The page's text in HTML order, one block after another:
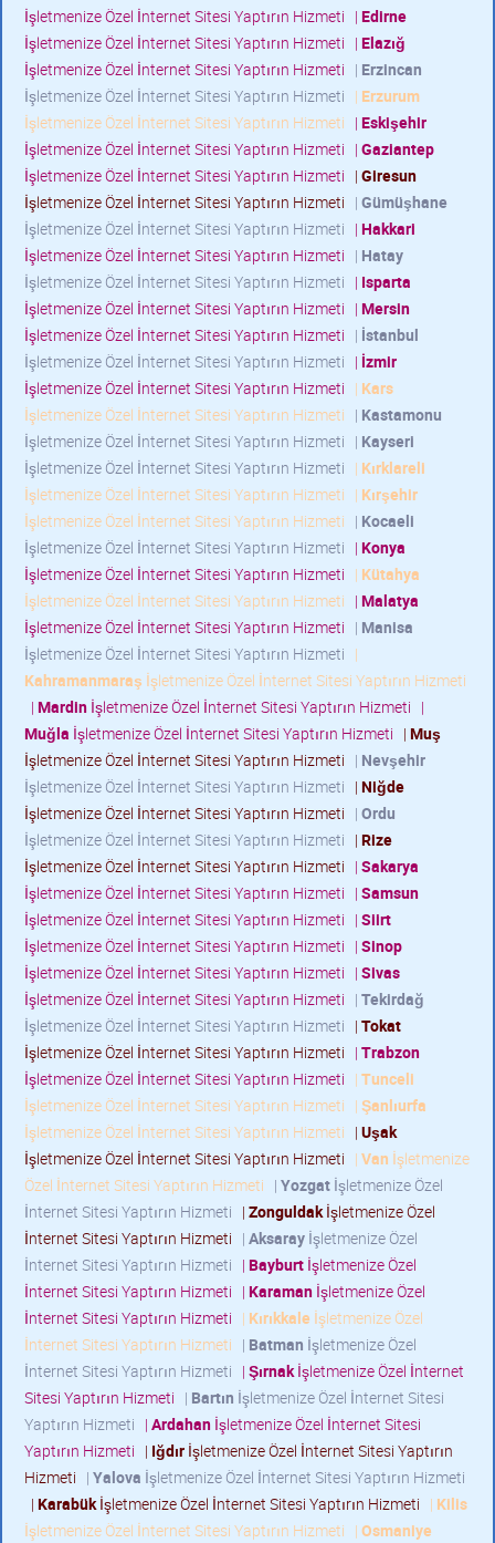
İşletmenize Özel İnternet Sitesi Yaptırın Hizmeti | Edirne
İşletmenize Özel İnternet Sitesi Yaptırın Hizmeti | Elazığ
İşletmenize Özel İnternet Sitesi Yaptırın Hizmeti | Erzincan
İşletmenize Özel İnternet Sitesi Yaptırın Hizmeti | Erzurum
İşletmenize Özel İnternet Sitesi Yaptırın Hizmeti | Eskişehir
İşletmenize Özel İnternet Sitesi Yaptırın Hizmeti | Gaziantep
İşletmenize Özel İnternet Sitesi Yaptırın Hizmeti | Giresun
İşletmenize Özel İnternet Sitesi Yaptırın Hizmeti | Gümüşhane
İşletmenize Özel İnternet Sitesi Yaptırın Hizmeti | Hakkari
İşletmenize Özel İnternet Sitesi Yaptırın Hizmeti | Hatay
İşletmenize Özel İnternet Sitesi Yaptırın Hizmeti | Isparta
İşletmenize Özel İnternet Sitesi Yaptırın Hizmeti | Mersin
İşletmenize Özel İnternet Sitesi Yaptırın Hizmeti | İstanbul
İşletmenize Özel İnternet Sitesi Yaptırın Hizmeti | İzmir
İşletmenize Özel İnternet Sitesi Yaptırın Hizmeti | Kars
İşletmenize Özel İnternet Sitesi Yaptırın Hizmeti | Kastamonu
İşletmenize Özel İnternet Sitesi Yaptırın Hizmeti | Kayseri
İşletmenize Özel İnternet Sitesi Yaptırın Hizmeti | Kırklareli
İşletmenize Özel İnternet Sitesi Yaptırın Hizmeti | Kırşehir
İşletmenize Özel İnternet Sitesi Yaptırın Hizmeti | Kocaeli
İşletmenize Özel İnternet Sitesi Yaptırın Hizmeti | Konya
İşletmenize Özel İnternet Sitesi Yaptırın Hizmeti | Kütahya
İşletmenize Özel İnternet Sitesi Yaptırın Hizmeti | Malatya
İşletmenize Özel İnternet Sitesi Yaptırın Hizmeti | Manisa
İşletmenize Özel İnternet Sitesi Yaptırın Hizmeti |
Kahramanmaraş İşletmenize Özel İnternet Sitesi Yaptırın Hizmeti
| Mardin İşletmenize Özel İnternet Sitesi Yaptırın Hizmeti |
Muğla İşletmenize Özel İnternet Sitesi Yaptırın Hizmeti | Muş
İşletmenize Özel İnternet Sitesi Yaptırın Hizmeti | Nevşehir
İşletmenize Özel İnternet Sitesi Yaptırın Hizmeti | Niğde
İşletmenize Özel İnternet Sitesi Yaptırın Hizmeti | Ordu
İşletmenize Özel İnternet Sitesi Yaptırın Hizmeti | Rize
İşletmenize Özel İnternet Sitesi Yaptırın Hizmeti | Sakarya
İşletmenize Özel İnternet Sitesi Yaptırın Hizmeti | Samsun
İşletmenize Özel İnternet Sitesi Yaptırın Hizmeti | Siirt
İşletmenize Özel İnternet Sitesi Yaptırın Hizmeti | Sinop
İşletmenize Özel İnternet Sitesi Yaptırın Hizmeti | Sivas
İşletmenize Özel İnternet Sitesi Yaptırın Hizmeti | Tekirdağ
İşletmenize Özel İnternet Sitesi Yaptırın Hizmeti | Tokat
İşletmenize Özel İnternet Sitesi Yaptırın Hizmeti | Trabzon
İşletmenize Özel İnternet Sitesi Yaptırın Hizmeti | Tunceli
İşletmenize Özel İnternet Sitesi Yaptırın Hizmeti | Şanlıurfa
İşletmenize Özel İnternet Sitesi Yaptırın Hizmeti | Uşak
İşletmenize Özel İnternet Sitesi Yaptırın Hizmeti | Van İşletmenize
Özel İnternet Sitesi Yaptırın Hizmeti | Yozgat İşletmenize Özel
İnternet Sitesi Yaptırın Hizmeti | Zonguldakİşletmenize Özel
İnternet Sitesi Yaptırın Hizmeti | Aksaray İşletmenize Özel
İnternet Sitesi Yaptırın Hizmeti | Bayburt İşletmenize Özel
İnternet Sitesi Yaptırın Hizmeti | Karaman İşletmenize Özel
İnternet Sitesi Yaptırın Hizmeti | Kırıkkale İşletmenize Özel
İnternet Sitesi Yaptırın Hizmeti | Batman İşletmenize Özel
İnternet Sitesi Yaptırın Hizmeti | Şırnakİşletmenize Özel İnternet
Sitesi Yaptırın Hizmeti | Bartın İşletmenize Özel İnternet Sitesi
Yaptırın Hizmeti | Ardahan İşletmenize Özel İnternet Sitesi
Yaptırın Hizmeti | Iğdır İşletmenize Özel İnternet Sitesi Yaptırın
Hizmeti | Yalova İşletmenize Özel İnternet Sitesi Yaptırın Hizmeti
| Karabükİşletmenize Özel İnternet Sitesi Yaptırın Hizmeti | Kilis
İşletmenize Özel İnternet Sitesi Yaptırın Hizmeti | Osmaniye